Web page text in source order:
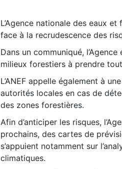
L’Agence nationale des eaux
face à la recrudescence des
Dans un communiqué,
milieux forestiers à prendre
L’ANEF appelle également à
autorités locales en cas de
des zones forestières.
Afin d’anticiper les risques,
prochains, des cartes de
s’appuient notamment sur
climatiques.